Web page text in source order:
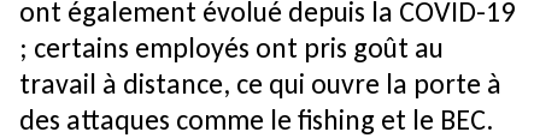
ont également évolué depuis la COVID-19
; certains employés ont pris goût au
travail à distance, ce qui ouvre la porte à
des attaques comme le fishing et le BEC.